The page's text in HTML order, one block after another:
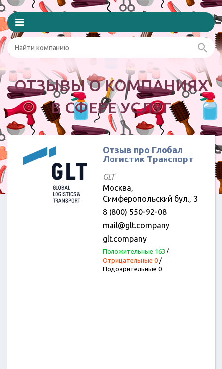
ОТЗЫВЫ О КОМПАНИЯХ
В СФЕРЕ УСЛУГ
Отзыв про Глобал
Логистик Транспорт
GLT
Москва,
Симферопольский бул., 3
8 (800) 550-92-08
mail@glt.company
glt.company
Положительные 163 /
Отрицательные 0/
Подозрительные 0